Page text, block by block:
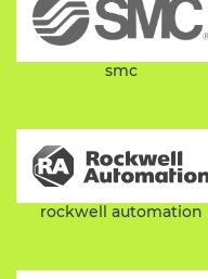
smc
rockwell automation